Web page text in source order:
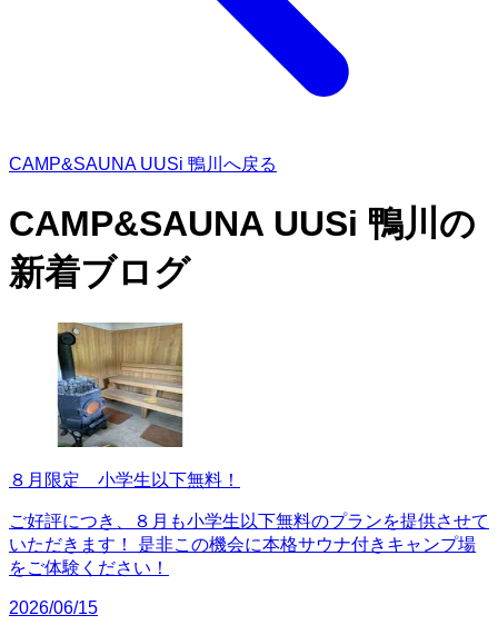
CAMP&SAUNA UUSi 鴨川へ戻る
CAMP&SAUNA UUSi 鴨川の
新着ブログ
８月限定 小学生以下無料！
ご好評につき、８月も小学生以下無料のプランを提供させて
いただきます！ 是非この機会に本格サウナ付きキャンプ場
をご体験ください！
2026/06/15